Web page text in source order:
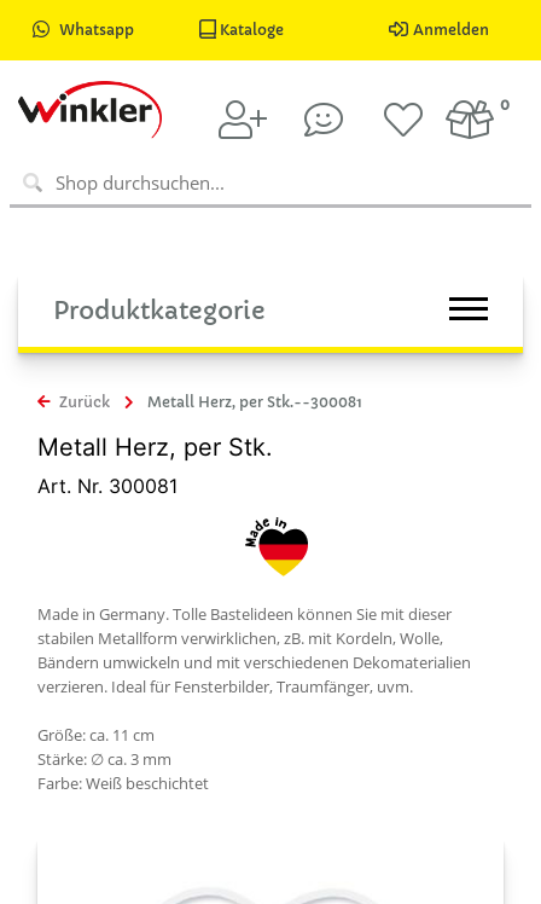
Whatsapp Kataloge Anmelden
0
Produktkategorie
Zurück Metall Herz, per Stk.--300081
Metall Herz, per Stk.
Art. Nr. 300081
Made in Germany. Tolle Bastelideen können Sie mit dieser
stabilen Metallform verwirklichen, zB. mit Kordeln, Wolle,
Bändern umwickeln und mit verschiedenen Dekomaterialien
verzieren. Ideal für Fensterbilder, Traumfänger, uvm.
Größe: ca. 11 cm
Stärke: ∅ ca. 3 mm
Farbe: Weiß beschichtet